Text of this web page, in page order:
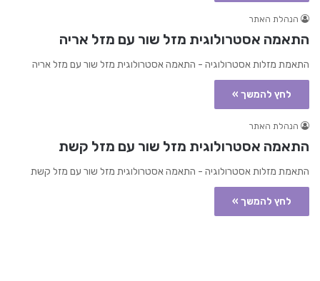
הנהלת האתר
התאמה אסטרולוגית מזל שור עם מזל אריה
התאמת מזלות אסטרולוגיה - התאמה אסטרולוגית מזל שור עם מזל אריה
לחץ להמשך »
הנהלת האתר
התאמה אסטרולוגית מזל שור עם מזל קשת
התאמת מזלות אסטרולוגיה - התאמה אסטרולוגית מזל שור עם מזל קשת
לחץ להמשך »